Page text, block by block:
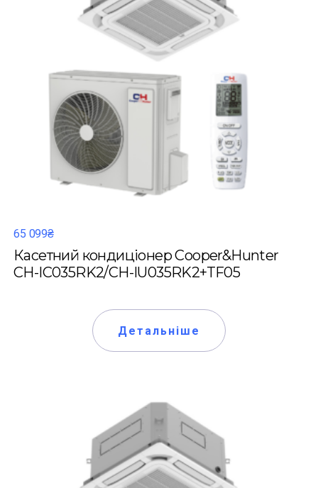
65 099₴
Касетний кондиціонер Cooper&Hunter
CH-IC035RK2/CH-IU035RK2+TF05
Детальніше